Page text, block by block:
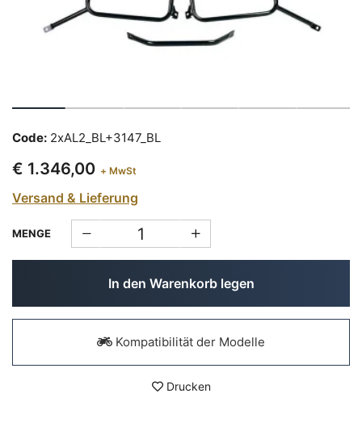
Code: 2xAL2_BL+3147_BL
€ 1.346,00 + MwSt
Versand & Lieferung
MENGE
In den Warenkorb legen
Kompatibilität der Modelle
Drucken